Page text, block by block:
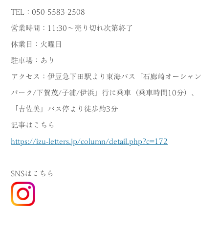
TEL：050-5583-2508
営業時間：11:30～売り切れ次第終了
休業日：火曜日
駐車場：あり
アクセス：伊豆急下田駅より東海バス「石廊崎オーシャン
パーク/下賀茂/子浦/伊浜」行に乗車（乗車時間10分）、
「吉佐美」バス停より徒歩約3分
記事はこちら
https://izu-letters.jp/column/detail.php?c=172
SNSはこちら